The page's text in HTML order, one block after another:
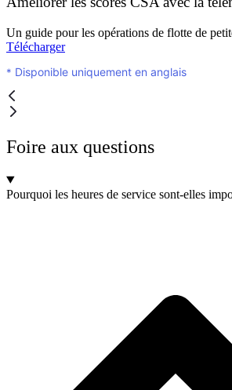
Un guide pour les opérations de flotte de
Télécharger
* Disponible uniquement en anglais
Foire aux questions
Pourquoi les heures de service sont-elles